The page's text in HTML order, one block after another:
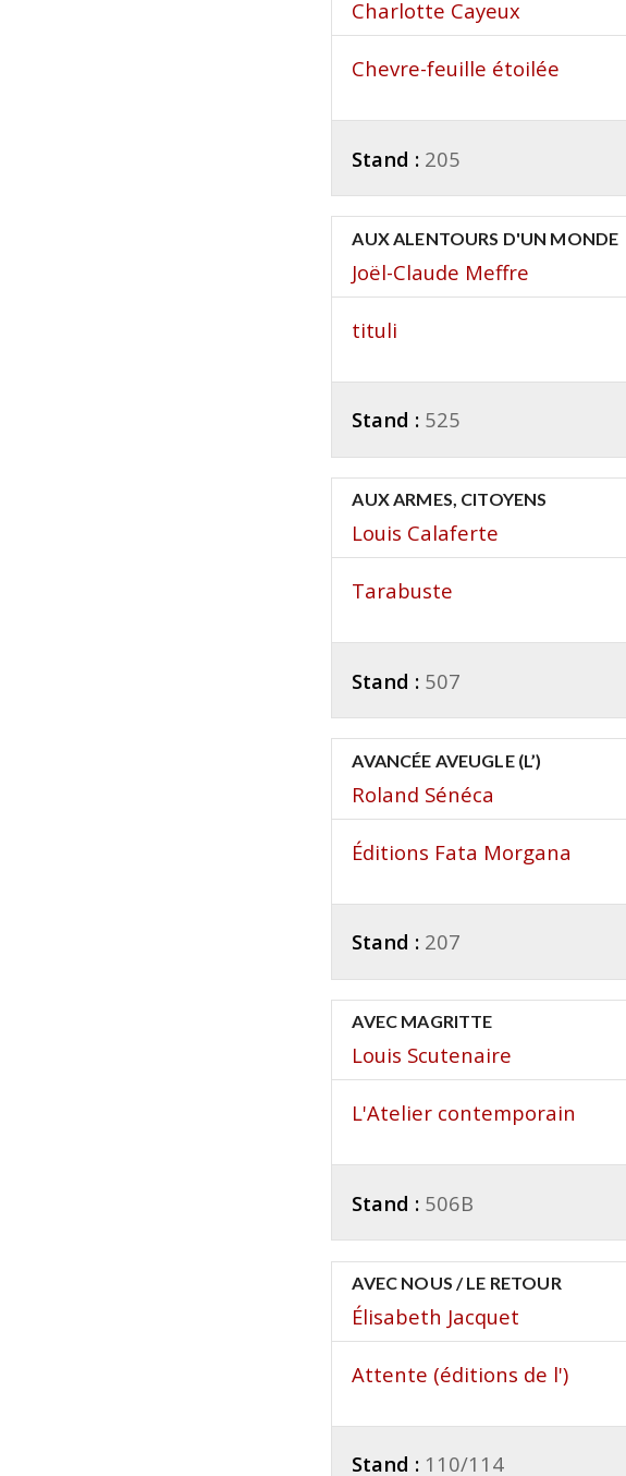
Charlotte Cayeux
Chevre-feuille étoilée
Stand : 205
AUX ALENTOURS D'UN MONDE
Joël-Claude Meffre
tituli
Stand : 525
AUX ARMES, CITOYENS
Louis Calaferte
Tarabuste
Stand : 507
AVANCÉE AVEUGLE (L’)
Roland Sénéca
Éditions Fata Morgana
Stand : 207
AVEC MAGRITTE
Louis Scutenaire
L'Atelier contemporain
Stand : 506B
AVEC NOUS / LE RETOUR
Élisabeth Jacquet
Attente (éditions de l')
Stand : 110/114